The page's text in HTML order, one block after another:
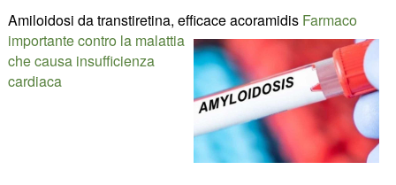
Amiloidosi da transtiretina, efficace acoramidis Farmaco
importante contro la malattia
che causa insufficienza
cardiaca